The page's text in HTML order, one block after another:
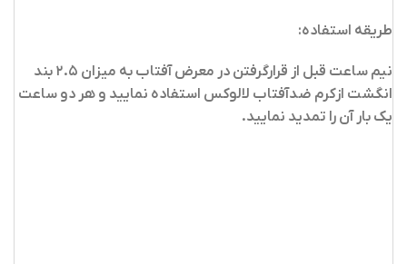
طریقه استفاده:
نیم ساعت قبل از قرارگرفتن در معرض آفتاب به میزان ۲.۵ بند
انگشت ازکرم ضدآفتاب لالوکس استفاده نمایید و هر دو ساعت
یک بار آن را تمدید نمایید.